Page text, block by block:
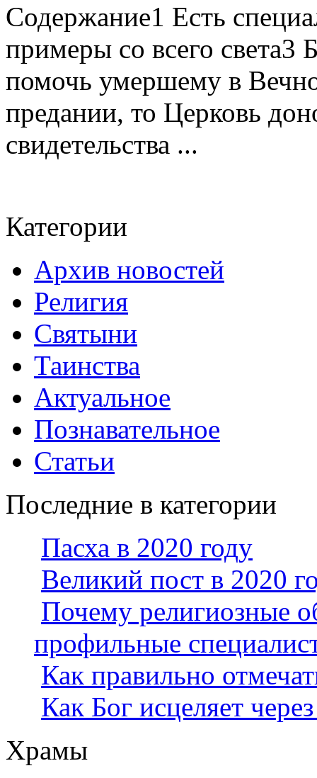
Содержание1 Есть
примеры со всего света3
помочь умершему в
предании, то Церковь
свидетельства ...
Категории
Архив новостей
Религия
Святыни
Таинства
Актуальное
Познавательное
Статьи
Последние в категории
Пасха в 2020 году
Великий пост в 2020
Почему религиозные
профильные
Как правильно
Как Бог исцеляет
Храмы